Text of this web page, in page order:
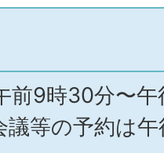
前9時30分〜
議等の予約は